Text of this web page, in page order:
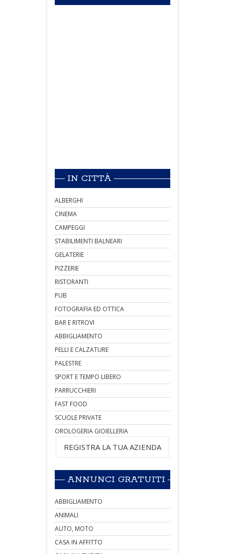
IN CITTÀ
ALBERGHI
CINEMA
CAMPEGGI
STABILIMENTI BALNEARI
GELATERIE
PIZZERIE
RISTORANTI
PUB
FOTOGRAFIA ED OTTICA
BAR E RITROVI
ABBIGLIAMENTO
PELLI E CALZATURE
PALESTRE
SPORT E TEMPO LIBERO
PARRUCCHIERI
FAST FOOD
SCUOLE PRIVATE
OROLOGERIA GIOIELLERIA
REGISTRA LA TUA AZIENDA
ANNUNCI GRATUITI
ABBIGLIAMENTO
ANIMALI
AUTO, MOTO
CASA IN AFFITTO